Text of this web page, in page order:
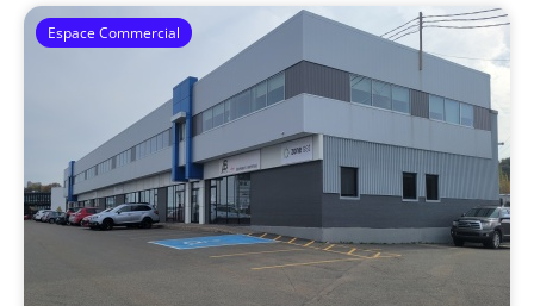
Espace Commercial